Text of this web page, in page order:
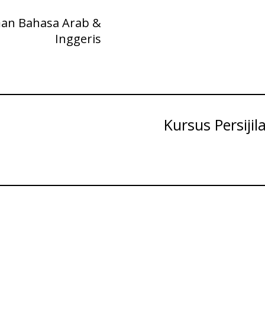
Bahasa Arab &
Inggeris
Kursus